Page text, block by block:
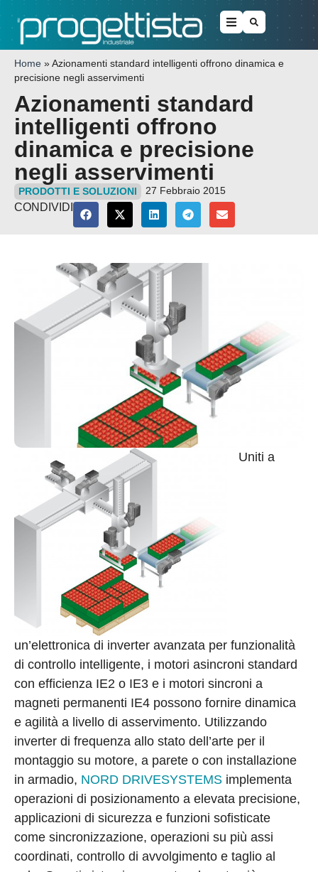
Home » Azionamenti standard intelligenti offrono dinamica e
precisione negli asservimenti
Azionamenti standard
intelligenti offrono
dinamica e precisione
negli asservimenti
PRODOTTI E SOLUZIONI 27 Febbraio 2015
CONDIVIDI
Uniti a
un’elettronica di inverter avanzata per funzionalità
di controllo intelligente, i motori asincroni standard
con efficienza IE2 o IE3 e i motori sincroni a
magneti permanenti IE4 possono fornire dinamica
e agilità a livello di asservimento. Utilizzando
inverter di frequenza allo stato dell’arte per il
montaggio su motore, a parete o con installazione
in armadio, NORD DRIVESYSTEMS implementa
operazioni di posizionamento a elevata precisione,
applicazioni di sicurezza e funzioni sofisticate
come sincronizzazione, operazioni su più assi
coordinati, controllo di avvolgimento e taglio al